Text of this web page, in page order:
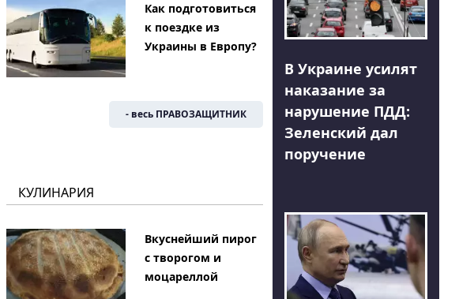
Как подготовиться
к поездке из
Украины в Европу?
- весь ПРАВОЗАЩИТНИК
КУЛИНАРИЯ
Вкуснейший пирог
с творогом и
моцареллой
В Украине усилят
наказание за
нарушение ПДД:
Зеленский дал
поручение